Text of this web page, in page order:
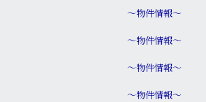
〜物件情報〜
〜物件情報〜
〜物件情報〜
〜物件情報〜